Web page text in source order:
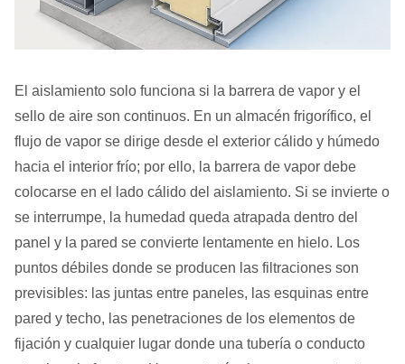
El aislamiento solo funciona si la barrera de vapor y el
sello de aire son continuos. En un almacén frigorífico, el
flujo de vapor se dirige desde el exterior cálido y húmedo
hacia el interior frío; por ello, la barrera de vapor debe
colocarse en el lado cálido del aislamiento. Si se invierte o
se interrumpe, la humedad queda atrapada dentro del
panel y la pared se convierte lentamente en hielo. Los
puntos débiles donde se producen las filtraciones son
previsibles: las juntas entre paneles, las esquinas entre
pared y techo, las penetraciones de los elementos de
fijación y cualquier lugar donde una tubería o conducto